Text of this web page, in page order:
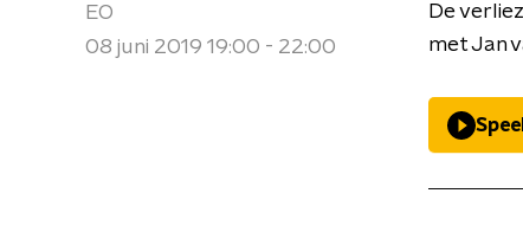
EO
08 juni 2019 19:00 - 22:00
De
met Jan